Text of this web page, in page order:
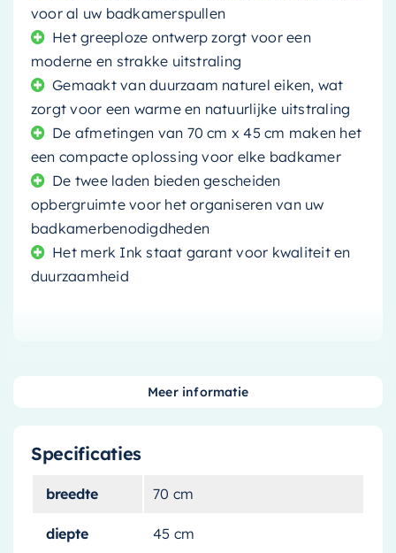
voor al uw badkamerspullen
Het greeploze ontwerp zorgt voor een
moderne en strakke uitstraling
Gemaakt van duurzaam naturel eiken, wat
zorgt voor een warme en natuurlijke uitstraling
De afmetingen van 70 cm x 45 cm maken het
een compacte oplossing voor elke badkamer
De twee laden bieden gescheiden
opbergruimte voor het organiseren van uw
badkamerbenodigdheden
Het merk Ink staat garant voor kwaliteit en
duurzaamheid
Maak uw badkamer compleet
Met deInk Wastafelonderkast
functionaliteit en stijl toe aan uw badkamer.
brengt de warmte en rust van de natuur in uw
Specificaties
breedte 70 cm
diepte 45 cm
Meer informatie